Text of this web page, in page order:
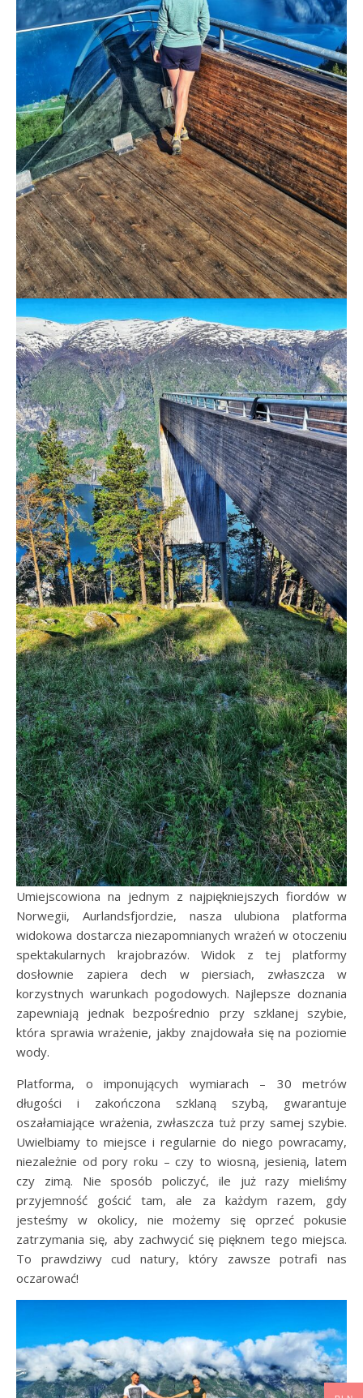
Umiejscowiona na jednym z najpiękniejszych fiordów w
Norwegii, Aurlandsfjordzie, nasza ulubiona platforma
widokowa dostarcza niezapomnianych wrażeń w otoczeniu
spektakularnych krajobrazów. Widok z tej platformy
dosłownie zapiera dech w piersiach, zwłaszcza w
korzystnych warunkach pogodowych. Najlepsze doznania
zapewniają jednak bezpośrednio przy szklanej szybie,
która sprawia wrażenie, jakby znajdowała się na poziomie
wody.
Platforma, o imponujących wymiarach – 30 metrów
długości i zakończona szklaną szybą, gwarantuje
oszałamiające wrażenia, zwłaszcza tuż przy samej szybie.
Uwielbiamy to miejsce i regularnie do niego powracamy,
niezależnie od pory roku – czy to wiosną, jesienią, latem
czy zimą. Nie sposób policzyć, ile już razy mieliśmy
przyjemność gościć tam, ale za każdym razem, gdy
jesteśmy w okolicy, nie możemy się oprzeć pokusie
zatrzymania się, aby zachwycić się pięknem tego miejsca.
To prawdziwy cud natury, który zawsze potrafi nas
oczarować!